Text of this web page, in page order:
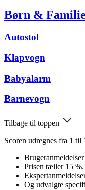
Børn & Familie
Autostol
Klapvogn
Babyalarm
Barnevogn
Tilbage til toppen
Scoren udregnes fra 1
Prisen tæller 15 %.
Og udvalgte